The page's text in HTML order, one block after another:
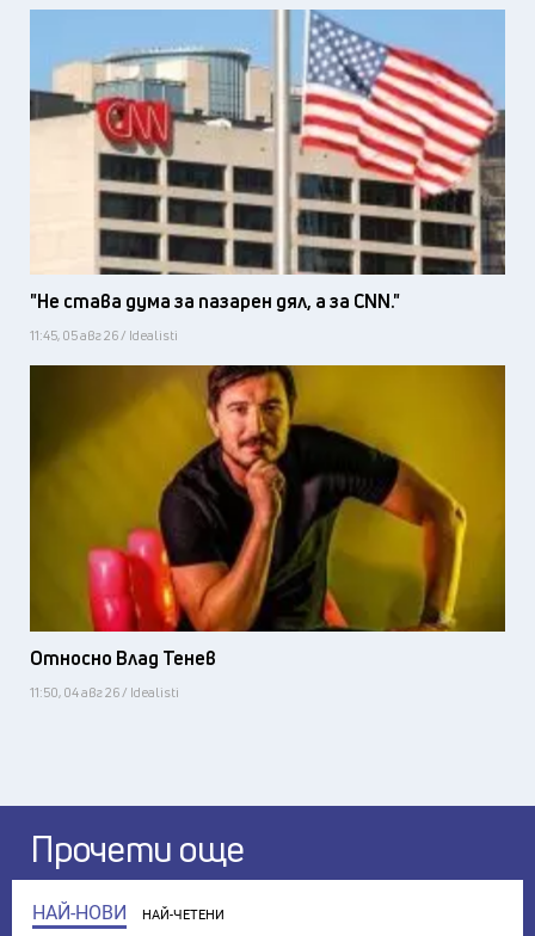
"Не става дума за пазарен дял, а за CNN."
11:45, 05 авг 26 / Idealisti
Относно Влад Тенев
11:50, 04 авг 26 / Idealisti
Прочети още
НАЙ-НОВИ НАЙ-ЧЕТЕНИ